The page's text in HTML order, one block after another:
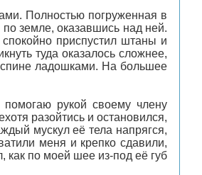
Полностью погруженная в
земле, оказавшись над ней.
приспустил штаны и
туда оказалось сложнее,
спине ладошками. На большее
рукой своему члену
разойтись и остановился,
мускул её тела напрягся,
меня и крепко сдавили,
как по моей шее из-под её губ